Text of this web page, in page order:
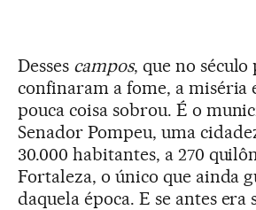
Desses campos, que no século
confinaram a fome, a miséria
pouca coisa sobrou. É o
Senador Pompeu, uma
30.000 habitantes, a 270
Fortaleza, o único que ainda
daquela época. E se antes